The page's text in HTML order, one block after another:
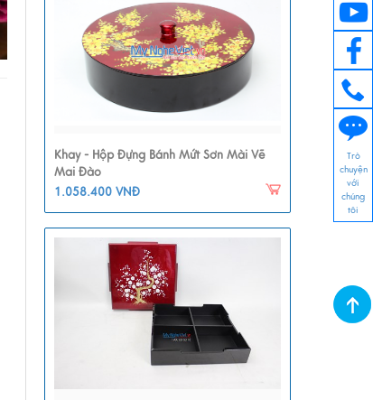
Khay - Hộp Đựng Bánh Mứt Sơn Mài Vẽ
Mai Đào
1.058.400 VNĐ
Trò
chuyện
với
chúng
tôi